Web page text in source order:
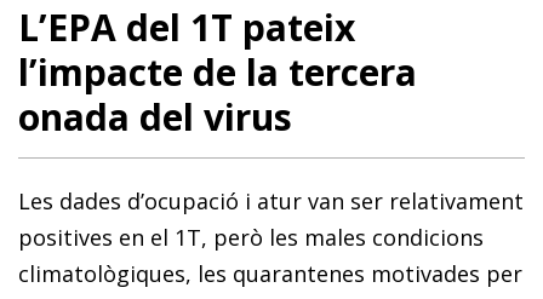
L’EPA del 1T pateix
l’impacte de la tercera
onada del virus
Les dades d’ocupació i atur van ser relativament
positives en el 1T, però les males condicions
climatològiques, les quarantenes motivades per